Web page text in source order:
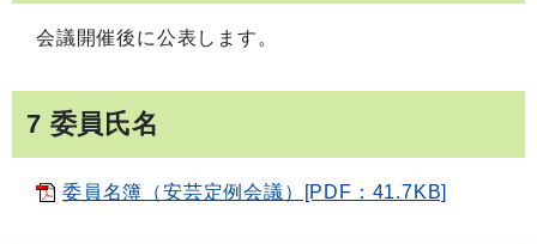
会議開催後に公表します。
7 委員氏名
委員名簿（安芸定例会議）[PDF：41.7KB]